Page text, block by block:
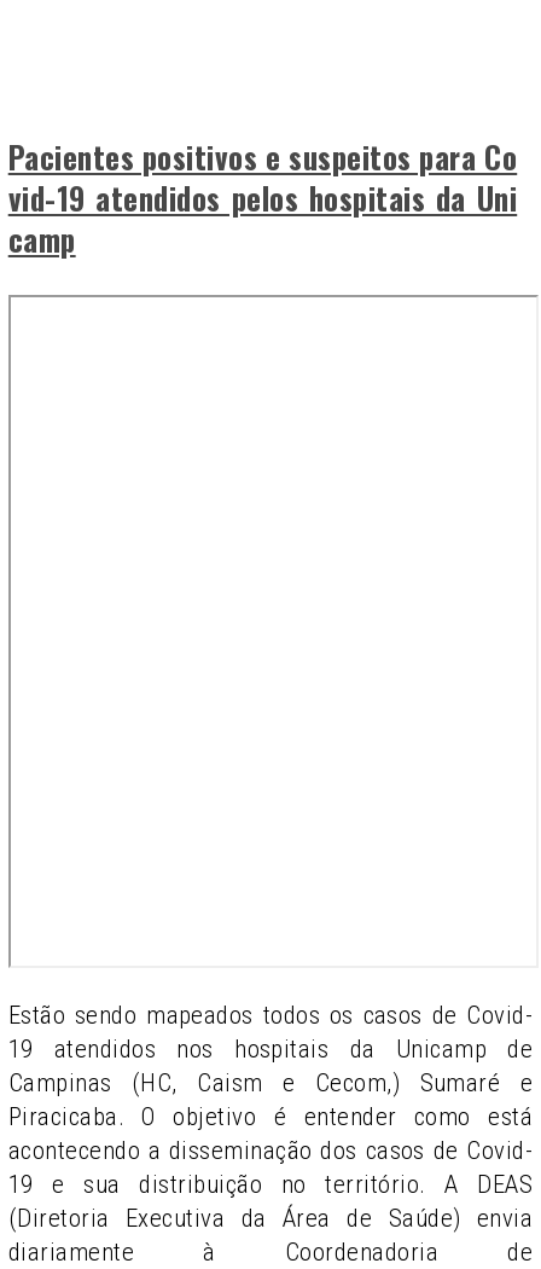
Pacientes positivos e suspeitos para Co
vid-19 atendidos pelos hospitais da Uni
camp
Estão sendo mapeados todos os casos de Covid-
19 atendidos nos hospitais da Unicamp de
Campinas (HC, Caism e Cecom,) Sumaré e
Piracicaba. O objetivo é entender como está
acontecendo a disseminação dos casos de Covid-
19 e sua distribuição no território. A DEAS
(Diretoria Executiva da Área de Saúde) envia
diariamente à Coordenadoria de